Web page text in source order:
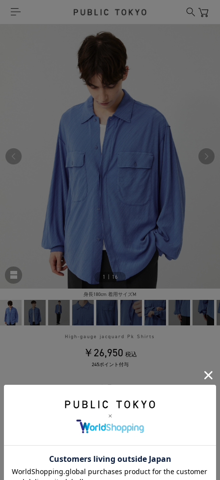
1 | 16
身長180cm 着用サイズM
High-gauge jacquard Pk Shirts
￥26,950 税込
245ポイント付与
カラー